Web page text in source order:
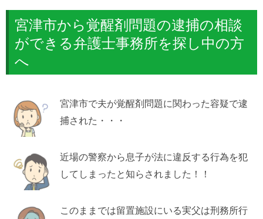
宮津市から覚醒剤問題の逮捕の相談
ができる弁護士事務所を探し中の方
へ
宮津市で夫が覚醒剤問題に関わった容疑で逮
捕された・・・
近場の警察から息子が法に違反する行為を犯
してしまったと知らされました！！
このままでは留置施設にいる実父は刑務所行